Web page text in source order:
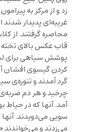
زد و از مرکز به
غریبه‌ای پدیدار شدند
محاصره گرفتند. از
قاب عکس بالای تخته
پوشش سیاهی برای
کردن گیسوی افشان
گرد آمدند و تنوره‌ی
چرخید و هر دم ضربه‌ی
آمد. آنها که در حیاط
سویی می‌دویدند.
می‌زدند و می‌خواندند